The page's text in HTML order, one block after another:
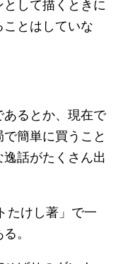
して描くときに
とはしていな
あるとか、現在で
簡単に買うこと
話がたくさん出
たけし著」で一
。